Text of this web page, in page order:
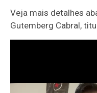
Veja mais detalhes
Gutemberg Cabral,